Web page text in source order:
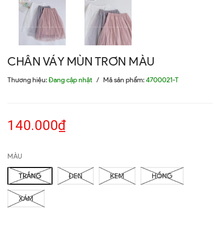
CHÂN VÁY MÙN TRƠN MÀU
Thương hiệu:Đang cập nhật / Mã sản phẩm:4700021-T
140.000₫
MÀU
TRẮNG ĐEN KEM HỒNG
XÁM